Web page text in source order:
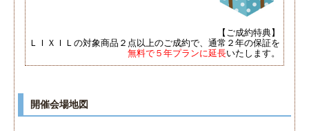
【ご成約特典】
ＬＩＸＩＬの対象商品２点以上のご成約で、通常２年の保証を
無料で５年プランに延長いたします。
開催会場地図